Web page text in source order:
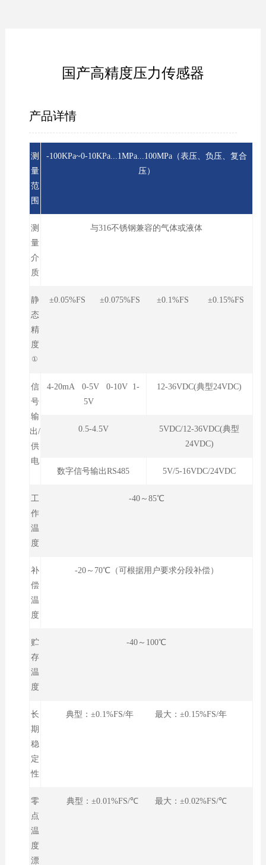
国产高精度压力传感器
产品详情
测
量
范
围
-100KPa~0-10KPa...1MPa...100MPa（表压、负压、复合
压）
测
量
介
质
与316不锈钢兼容的气体或液体
静
态
精
度
①
±0.05%FS ±0.075%FS ±0.1%FS ±0.15%FS
信
号
输
出/
供
电
4-20mA 0-5V 0-10V 1-
5V
12-36VDC(典型24VDC)
0.5-4.5V
5VDC/12-36VDC(典型
24VDC)
数字信号输出RS485 5V/5-16VDC/24VDC
工
作
温
度
-40～85℃
补
偿
温
度
-20～70℃（可根据用户要求分段补偿）
贮
存
温
度
-40～100℃
长
期
稳
定
性
典型：±0.1%FS/年 最大：±0.15%FS/年
零
点
温
度
漂
典型：±0.01%FS/℃ 最大：±0.02%FS/℃